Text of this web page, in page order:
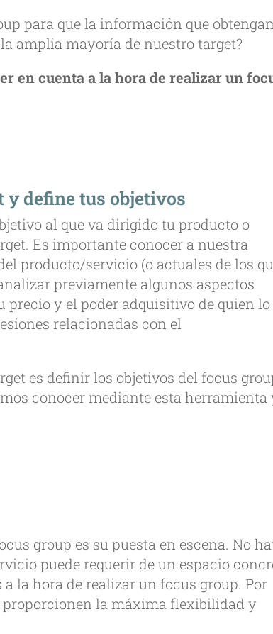
para que la información que
amplia mayoría de nuestro target?
en cuenta a la hora de realizar un
y define tus objetivos
al que va dirigido tu producto o
Es importante conocer a nuestra
producto/servicio (o actuales de los
previamente algunos aspectos
y el poder adquisitivo de quien lo
relacionadas con el
es definir los objetivos del focus
conocer mediante esta herramienta
group es su puesta en escena. No
puede requerir de un espacio
la hora de realizar un focus group. Por
proporcionen la máxima flexibilidad y